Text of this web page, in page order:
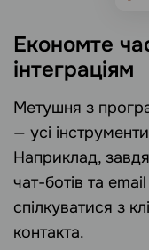
Економте
інтеграціям
Метушня з
— усі
Наприклад,
чат-ботів та
спілкуватися з
контакта.